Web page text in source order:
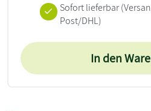
Sofort lieferbar
Post/DHL)
In den